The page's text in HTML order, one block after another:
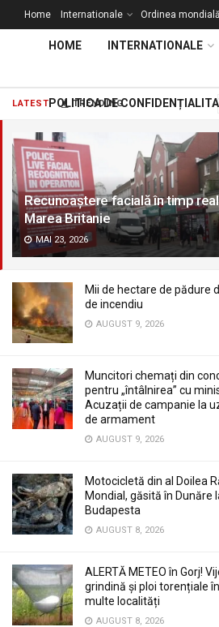
LATEST TRENDING
Recunoaștere facială în timp
Marea Britanie
MAI 23, 2026
Mii de hectare de pădure
de incendiu
AUGUST 9, 2026
Muncitori chemați din
pentru „întâlnirea” cu
Acuzații de campanie la
de armament
AUGUST 9, 2026
Motocicletă din al Doilea
Mondial, găsită în Dunăre
Budapesta
AUGUST 8, 2026
ALERTĂ METEO în Gorj!
grindină și ploi torențiale
multe localități
AUGUST 8, 2026
Home Internationale Ordinea mondială
HOME INTERNATIONALE
POLITICA DE